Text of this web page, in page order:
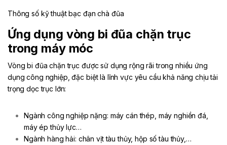
Thông số kỹ thuật bạc đạn chà đũa
Ứng dụng vòng bi đũa chặn trục
trong máy móc
Vòng bi đũa chặn trục được sử dụng rộng rãi trong nhiều ứng
dụng công nghiệp, đặc biệt là lĩnh vực yêu cầu khả năng chịu tải
trọng dọc trục lớn:
Ngành công nghiệp nặng: máy cán thép, máy nghiền đá,
máy ép thủy lực…
Ngành hàng hải: chân vịt tàu thủy, hộp số tàu thủy,…